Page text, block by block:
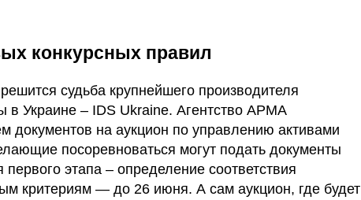
конкурсных правил
судьба крупнейшего производителя
в Украине – IDS Ukraine. Агентство АРМА
документов на аукцион по управлению активами
посоревноваться могут подать документы
этапа – определение соответствия
критериям — до 26 июня. А сам аукцион, где будет